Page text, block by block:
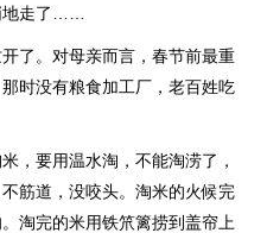
地走了……
了。对母亲而言，春节前最重
时没有粮食加工厂，老百姓吃
，要用温水淘，不能淘涝了，
筋道，没咬头。淘米的火候完
淘完的米用铁笊篱捞到盖帘上